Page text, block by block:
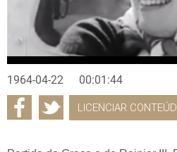
1964-04-22 00:01:44
LICENCIAR